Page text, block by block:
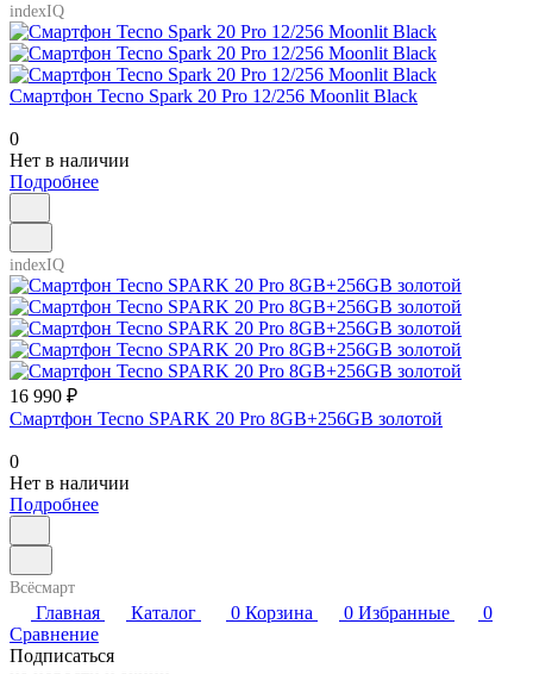
indexIQ
Смартфон Tecno Spark 20 Pro 12/256 Moonlit Black
0
Нет в наличии
Подробнее
indexIQ
16 990 ₽
Смартфон Tecno SPARK 20 Pro 8GB+256GB золотой
0
Нет в наличии
Подробнее
Всёсмарт
Главная Каталог 0 Корзина 0 Избранные
0
Сравнение
Подписаться